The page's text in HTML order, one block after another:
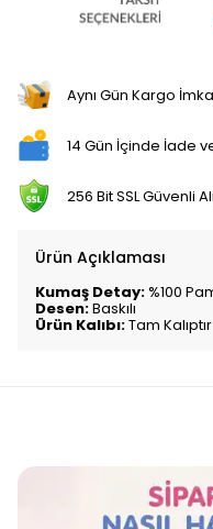
Aynı Gün Kargo
14 Gün İçinde İade
256 Bit SSL Güvenli
Ürün Açıklaması
Kumaş Detay:%100
Desen:Baskılı
Ürün Kalıbı:Tam Kalıptır